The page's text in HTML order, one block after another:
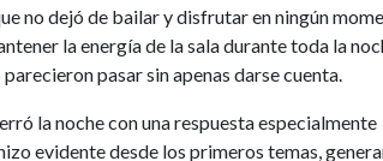
no dejó de bailar y disfrutar en ningún
la energía de la sala durante toda la
pasar sin apenas darse cuenta.
la noche con una respuesta especialmente
evidente desde los primeros temas,